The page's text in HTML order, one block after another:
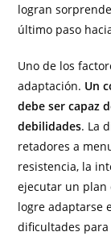
logran
último paso
Uno de los
adaptación. Un
debe ser capaz
debilidades. La
retadores a
resistencia, la
ejecutar un plan
logre adaptarse
dificultades